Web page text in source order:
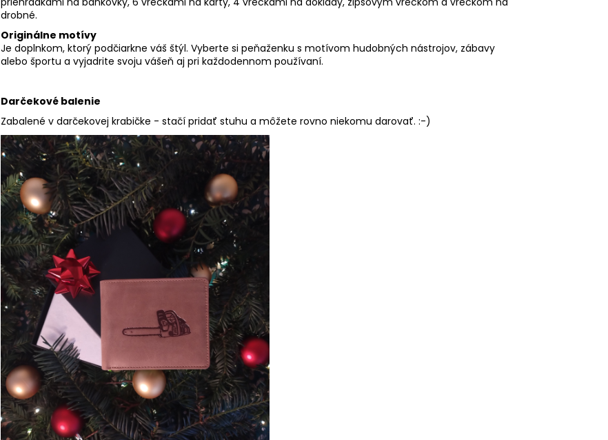
drobné.
Originálne motívy
Je doplnkom, ktorý podčiarkne váš štýl. Vyberte si peňaženku s motívom hudobných nástrojov, zábavy
alebo športu a vyjadrite svoju vášeň aj pri každodennom používaní.
Darčekové balenie
Zabalené v darčekovej krabičke - stačí pridať stuhu a môžete rovno niekomu darovať. :-)